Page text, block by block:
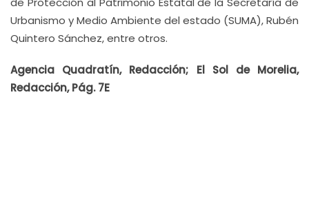
Urbanismo y Medio Ambiente del estado (SUMA), Rubén
Quintero Sánchez, entre otros.
Agencia Quadratín, Redacción; El Sol de Morelia,
Redacción, Pág. 7E